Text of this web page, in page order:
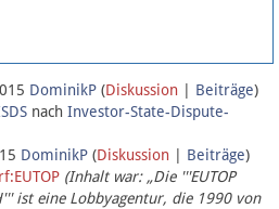
DominikP (Diskussion Beiträge)
nach Investor-State-Dispute-
DominikP (Diskussion Beiträge)
(Inhalt war: „Die '''EUTOP
ist eine Lobbyagentur, die 1990 von